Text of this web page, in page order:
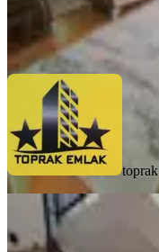
toprak emlak Toprak Emlak
Ara
BALKONLU